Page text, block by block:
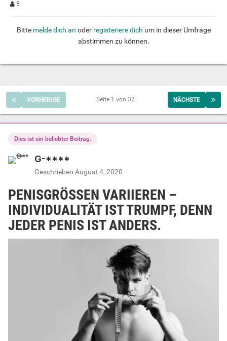
5
Bitte melde dich an oder registeriere dich um in dieser Umfrage
abstimmen zu können.
VORHERIGE NÄCHSTE
Seite 1 von 32
Dies ist ein beliebter Beitrag.
G-****
Geschrieben August 4, 2020
PENISGRÖSSEN VARIIEREN –
INDIVIDUALITÄT IST TRUMPF, DENN
JEDER PENIS IST ANDERS.